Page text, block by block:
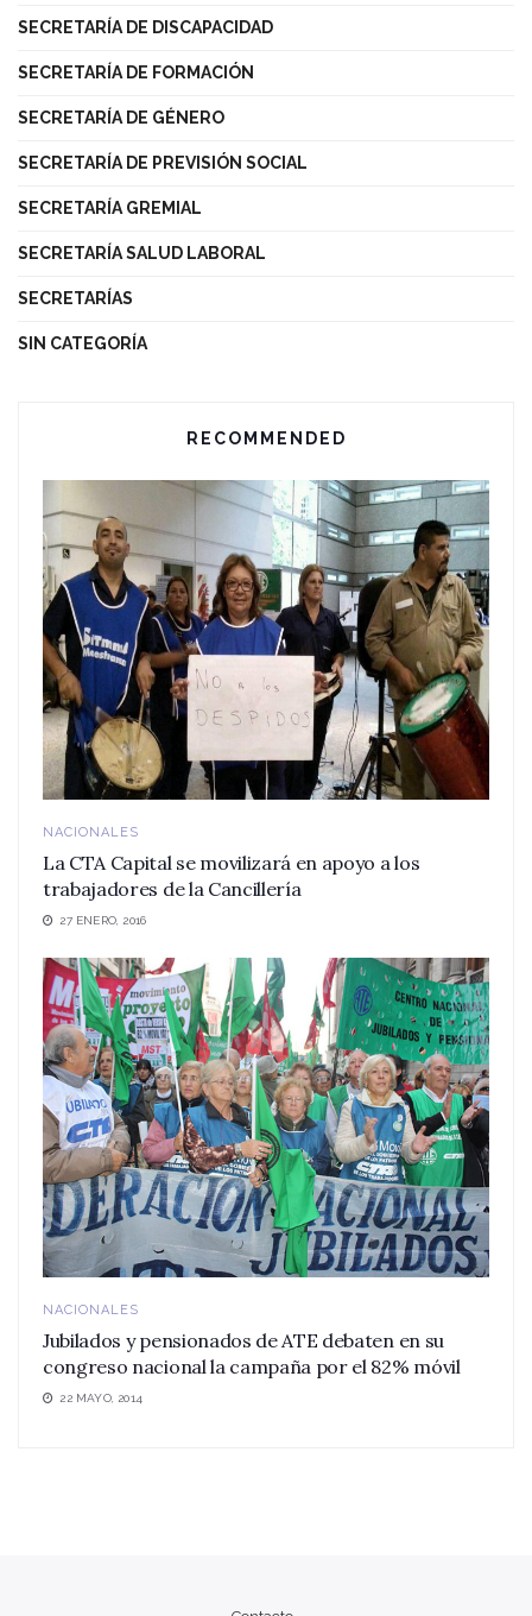
SECRETARÍA DE DISCAPACIDAD
SECRETARÍA DE FORMACIÓN
SECRETARÍA DE GÉNERO
SECRETARÍA DE PREVISIÓN SOCIAL
SECRETARÍA GREMIAL
SECRETARÍA SALUD LABORAL
SECRETARÍAS
SIN CATEGORÍA
RECOMMENDED
NACIONALES
La CTA Capital se movilizará en apoyo a los
trabajadores de la Cancillería
27 ENERO, 2016
NACIONALES
Jubilados y pensionados de ATE debaten en su
congreso nacional la campaña por el 82% móvil
22 MAYO, 2014